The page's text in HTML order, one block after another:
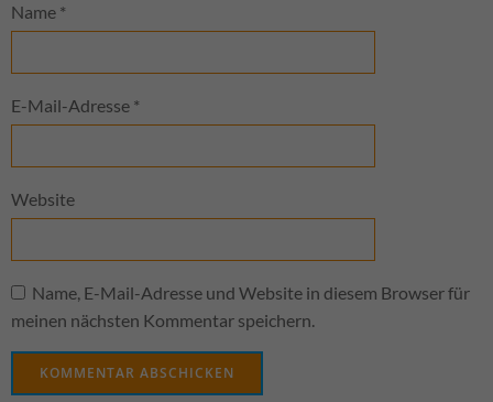
Name *
E-Mail-Adresse *
Website
Name, E-Mail-Adresse und Website in diesem Browser für
meinen nächsten Kommentar speichern.